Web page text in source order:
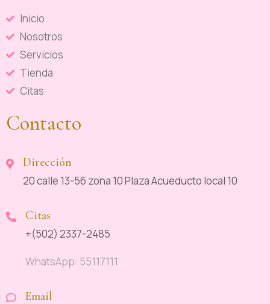
Inicio
Nosotros
Servicios
Tienda
Citas
Contacto
Dirección
20 calle 13-56 zona 10 Plaza Acueducto local 10
Citas
+(502) 2337-2485
WhatsApp: 55117111
Email